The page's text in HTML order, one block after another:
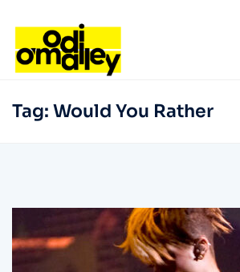
Tag: Would You Rather